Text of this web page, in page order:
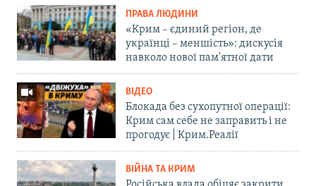
ПРАВА ЛЮДИНИ
«Крим – єдиний регіон, де
українці – меншість»: дискусія
навколо нової пам'ятної дати
ВІДЕО
Блокада без сухопутної операції:
Крим сам себе не заправить і не
прогодує | Крим.Реалії
ВІЙНА ТА КРИМ